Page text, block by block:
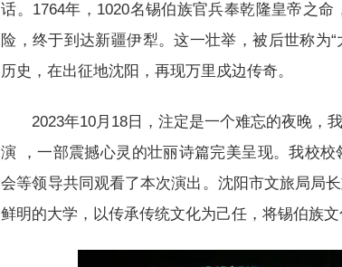
话。1764年，1020名锡伯族官兵奉乾隆皇帝之
险，终于到达新疆伊犁。这一壮举，被后世称为
历史，在出征地沈阳，再现万里戍边传奇。
2023年10月18日，注定是一个难忘的夜晚，
演 ，一部震撼心灵的壮丽诗篇完美呈现。我校
会等领导共同观看了本次演出。沈阳市文旅局局
鲜明的大学，以传承传统文化为己任，将锡伯族